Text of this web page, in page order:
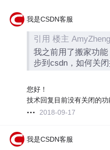
我是CSDN客服
引用 楼主
我之前用了搬家功
步到csdn，如何关
您好！
技术回复目前没有关闭的功
2018-09-17
我是CSDN客服